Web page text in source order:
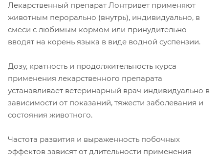
Лекарственный препарат Лонтривет применяют
животным перорально (внутрь), индивидуально, в
смеси с любимым кормом или принудительно
вводят на корень языка в виде водной суспензии.
Дозу, кратность и продолжительность курса
применения лекарственного препарата
устанавливает ветеринарный врач индивидуально в
зависимости от показаний, тяжести заболевания и
состояния животного.
Частота развития и выраженность побочных
эффектов зависят от длительности применения